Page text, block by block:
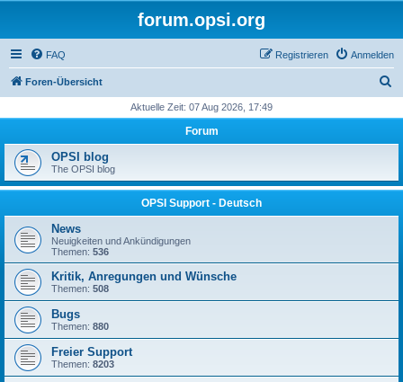
forum.opsi.org
FAQ Anmelden
Registrieren
Foren-Übersicht
h
Aktuelle Zeit: 07 Aug 2026, 17:49
Forum
OPSI blog
The OPSI blog
OPSI Support - Deutsch
News
Neuigkeiten und Ankündigungen
Themen: 536
Kritik, Anregungen und Wünsche
Themen: 508
Bugs
Themen: 880
Freier Support
Themen: 8203